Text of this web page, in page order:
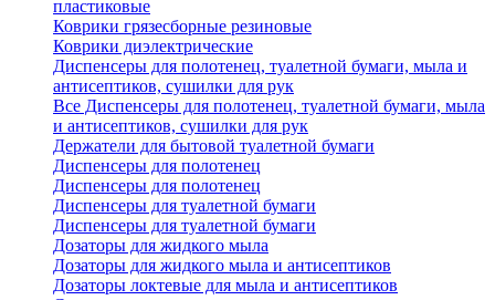
пластиковые
Коврики грязесборные резиновые
Коврики диэлектрические
Диспенсеры для полотенец, туалетной бумаги, мыла и
антисептиков, сушилки для рук
Все Диспенсеры для полотенец, туалетной бумаги, мыла
и антисептиков, сушилки для рук
Держатели для бытовой туалетной бумаги
Диспенсеры для полотенец
Диспенсеры для полотенец
Диспенсеры для туалетной бумаги
Диспенсеры для туалетной бумаги
Дозаторы для жидкого мыла
Дозаторы для жидкого мыла и антисептиков
Дозаторы локтевые для мыла и антисептиков